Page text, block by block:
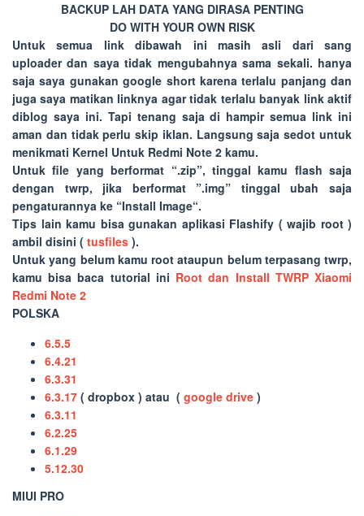
BACKUP LAH DATA YANG DIRASA PENTING
DO WITH YOUR OWN RISK
Untuk semua link dibawah ini masih asli dari sang
uploader dan saya tidak mengubahnya sama sekali. hanya
saja saya gunakan google short karena terlalu panjang dan
juga saya matikan linknya agar tidak terlalu banyak link aktif
diblog saya ini. Tapi tenang saja di hampir semua link ini
aman dan tidak perlu skip iklan. Langsung saja sedot untuk
menikmati Kernel Untuk Redmi Note 2 kamu.
Untuk file yang berformat “.zip”, tinggal kamu flash saja
dengan twrp, jika berformat ”.img” tinggal ubah saja
pengaturannya ke “Install Image“.
Tips lain kamu bisa gunakan aplikasi Flashify ( wajib root )
ambil disini ( tusfiles ).
Untuk yang belum kamu root ataupun belum terpasang twrp,
kamu bisa baca tutorial ini Root dan Install TWRP Xiaomi
Redmi Note 2
POLSKA
6.5.5
6.4.21
6.3.31
6.3.17 ( dropbox ) atau ( google drive )
6.3.11
6.2.25
6.1.29
5.12.30
MIUI PRO